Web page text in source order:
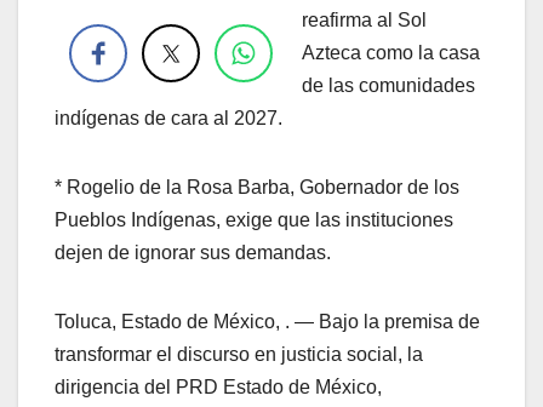
reafirma al Sol
Azteca como la casa
de las comunidades
indígenas de cara al 2027.
* Rogelio de la Rosa Barba, Gobernador de los
Pueblos Indígenas, exige que las instituciones
dejen de ignorar sus demandas.
Toluca, Estado de México, . — Bajo la premisa de
transformar el discurso en justicia social, la
dirigencia del PRD Estado de México,